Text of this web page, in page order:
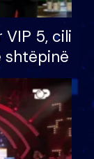
5, cili
shtëpinë